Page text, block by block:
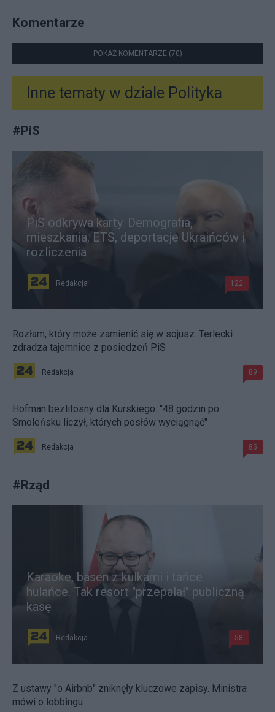
Komentarze
POKAŻ KOMENTARZE (70)
Inne tematy w dziale Polityka
#PiS
PiS odkrywa karty. Demografia,
mieszkania, ETS, deportacje Ukraińców i
rozliczenia
Redakcja 122
Rozłam, który może zamienić się w sojusz. Terlecki
zdradza tajemnice z posiedzeń PiS
Redakcja 89
Hofman bezlitosny dla Kurskiego. "48 godzin po
Smoleńsku liczył, których posłów wyciągnąć"
Redakcja 85
#Rząd
Karaoke, basen z kulkami i tańce
hulańce. Tak resort "przepalał" publiczną
kasę
Redakcja 58
Z ustawy "o Airbnb" zniknęły kluczowe zapisy. Ministra
mówi o lobbingu